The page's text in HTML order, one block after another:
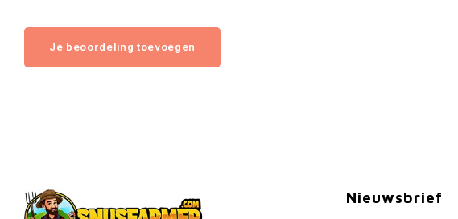
Je beoordeling toevoegen
Nieuwsbrief